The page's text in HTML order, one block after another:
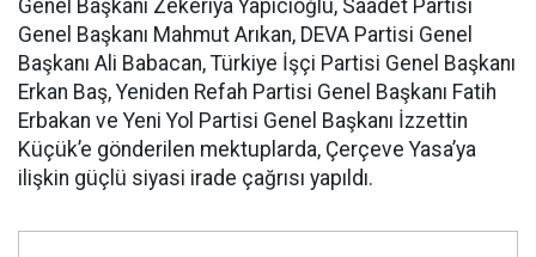
Genel Başkanı Zekeriya Yapıcıoğlu, Saadet Partisi
Genel Başkanı Mahmut Arıkan, DEVA Partisi Genel
Başkanı Ali Babacan, Türkiye İşçi Partisi Genel Başkanı
Erkan Baş, Yeniden Refah Partisi Genel Başkanı Fatih
Erbakan ve Yeni Yol Partisi Genel Başkanı İzzettin
Küçük’e gönderilen mektuplarda, Çerçeve Yasa’ya
ilişkin güçlü siyasi irade çağrısı yapıldı.